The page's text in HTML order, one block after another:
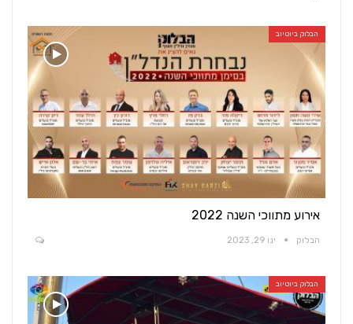
הבלוק ביוטיוב
אירוע מתווכי השנה 2022
הבלוק ינו 29, 2023
הבלוק ביוטיוב